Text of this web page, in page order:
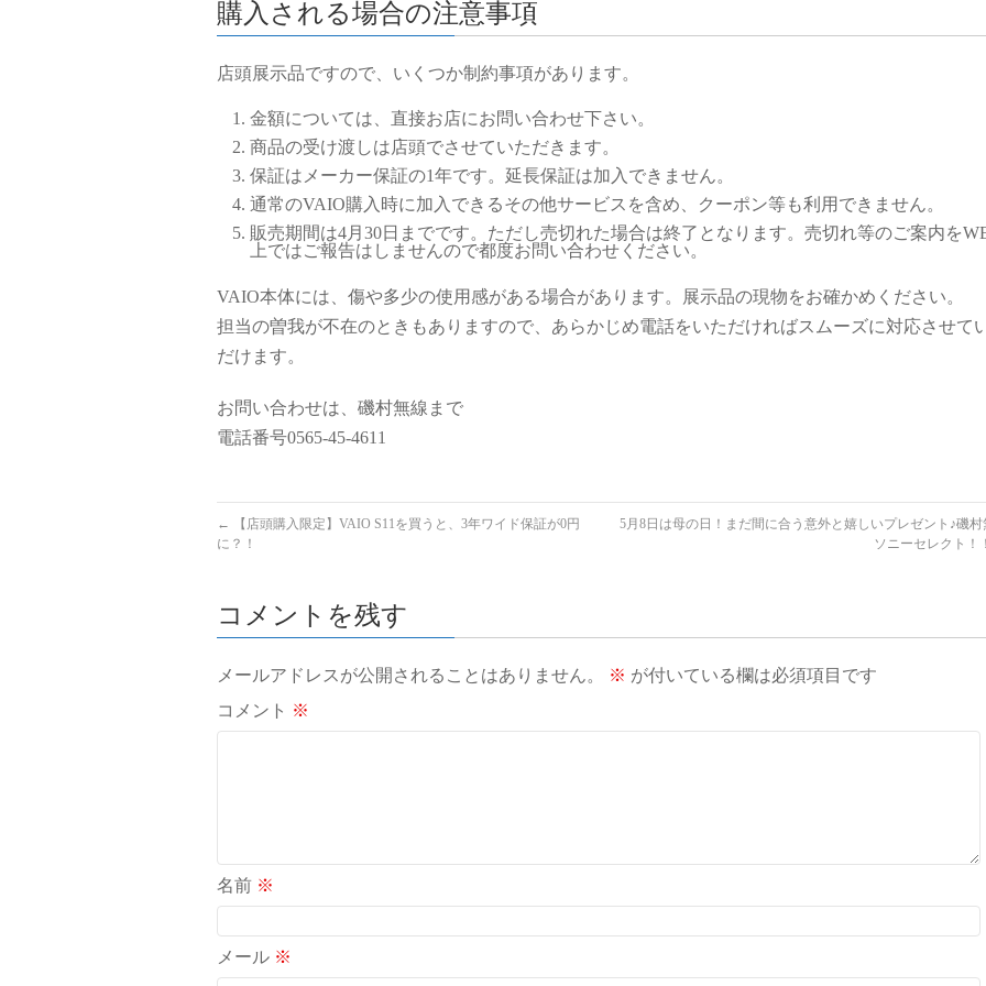
購入される場合の注意事項
店頭展示品ですので、いくつか制約事項があります。
金額については、直接お店にお問い合わせ下さい。
商品の受け渡しは店頭でさせていただきます。
保証はメーカー保証の1年です。延長保証は加入できません。
通常のVAIO購入時に加入できるその他サービスを含め、クーポン等も利用できません。
販売期間は4月30日までです。ただし売切れた場合は終了となります。売切れ等のご案内を
上ではご報告はしませんので都度お問い合わせください。
VAIO本体には、傷や多少の使用感がある場合があります。展示品の現物をお確かめください。
担当の曽我が不在のときもありますので、あらかじめ電話をいただければスムーズに対応させて
だけます。
お問い合わせは、磯村無線まで
電話番号0565-45-4611
←
【店頭購入限定】VAIO S11を買うと、3年ワイド保証が0円
に？！
5月8日は母の日！まだ間に合う意外と嬉しいプレゼント♪磯村
ソニーセレクト！
コメントを残す
メールアドレスが公開されることはありません。 ※ が付いている欄は必須項目です
コメント ※
名前 ※
メール ※